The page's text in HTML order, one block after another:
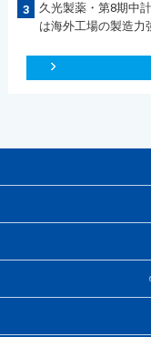
3
久光製薬・第8期中
は海外工場の製造力